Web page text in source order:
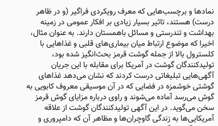
نمادها و برچسب‌هایی که معرف رویکردی فراگیر (و در ظاهر
درست) هستند، تاثیر بسیار زیادی بر افکار عمومی در زمینه
بهداشت و تندرستی و مسائل باهمستان دارند. به عنوان مثال،
اخیرا که موضوع ارتباط میان بیماری‌های قلبی و غذاهایی با
کلسترول بالا از جمله گوشت قرمز بحث‌انگیز شده بود،
تولیدکنندگان گوشت در آمریکا برای مقابله با این جریان
آگهی‌هایی تبلیغاتی درست کردند که نشان می‌دهد غذاهای
گوشتی خوشمزه در فضایی که در آن موسیقی معروف کابویی به
گوش می‌رسد آماده می‌شوند و راوی درباره مزایای گوش قرمز
سخن می‌گوید. در این آگهی تولیدکنندگان گوشت از علاقه
آمریکایی‌ها به زندگی گاوچران‌ها و مظاهر آن که دامپروری و